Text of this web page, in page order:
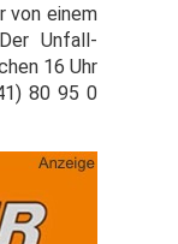
von einem
Unfall-
16 Uhr
80 95 0